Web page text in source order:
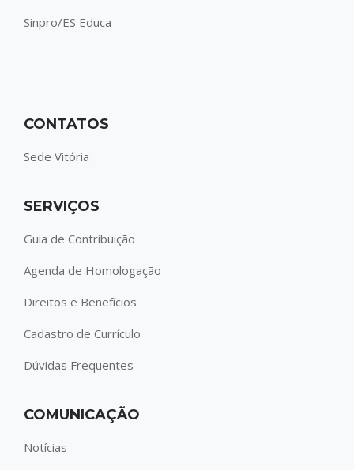
Sinpro/ES Educa
CONTATOS
Sede Vitória
SERVIÇOS
Guia de Contribuição
Agenda de Homologação
Direitos e Benefícios
Cadastro de Currículo
Dúvidas Frequentes
COMUNICAÇÃO
Notícias